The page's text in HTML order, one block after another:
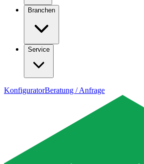
Branchen
Service
KonfiguratorBeratung / Anfrage